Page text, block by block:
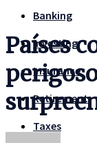
Banking
Investing
Insurance
Retirement
Taxes
Países